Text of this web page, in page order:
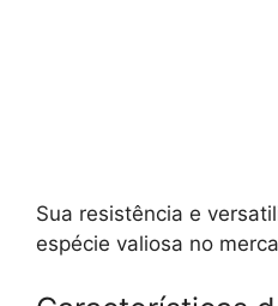
Sua resistência e
espécie valiosa no